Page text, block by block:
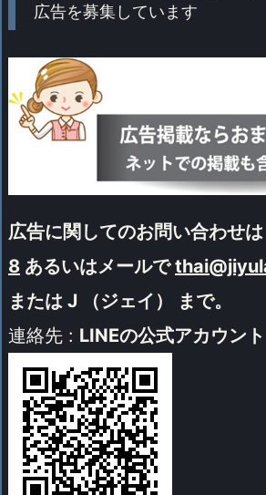
広告を募集しています
広告に関してのお問い合わせは
8 あるいはメールで
または J （ジェイ） まで。
連絡先 : LINEの公式アカウント